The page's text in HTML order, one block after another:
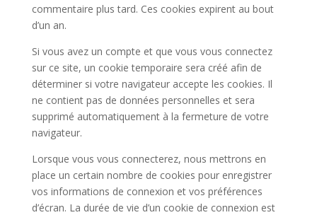
commentaire plus tard. Ces cookies expirent au bout
d’un an.
Si vous avez un compte et que vous vous connectez
sur ce site, un cookie temporaire sera créé afin de
déterminer si votre navigateur accepte les cookies. Il
ne contient pas de données personnelles et sera
supprimé automatiquement à la fermeture de votre
navigateur.
Lorsque vous vous connecterez, nous mettrons en
place un certain nombre de cookies pour enregistrer
vos informations de connexion et vos préférences
d’écran. La durée de vie d’un cookie de connexion est